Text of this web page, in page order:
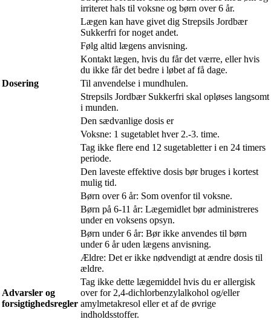
irriteret hals til voksne og børn over 6 år.
Lægen kan have givet dig Strepsils Jordbær
Sukkerfri for noget andet.
Følg altid lægens anvisning.
Kontakt lægen, hvis du får det værre, eller hvis
du ikke får det bedre i løbet af få dage.
Dosering
Til anvendelse i mundhulen.
Strepsils Jordbær Sukkerfri skal opløses langsomt
i munden.
Den sædvanlige dosis er
Voksne: 1 sugetablet hver 2.-3. time.
Tag ikke flere end 12 sugetabletter i en 24 timers
periode.
Den laveste effektive dosis bør bruges i kortest
mulig tid.
Børn over 6 år: Som ovenfor til voksne.
Børn på 6-11 år: Lægemidlet bør administreres
under en voksens opsyn.
Børn under 6 år: Bør ikke anvendes til børn
under 6 år uden lægens anvisning.
Ældre: Det er ikke nødvendigt at ændre dosis til
ældre.
Advarsler og
forsigtighedsregler
Tag ikke dette lægemiddel hvis du er allergisk
over for 2,4-dichlorbenzylalkohol og/eller
amylmetakresol eller et af de øvrige
indholdsstoffer.